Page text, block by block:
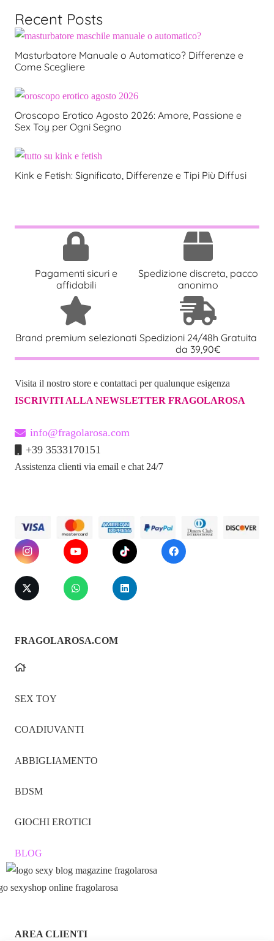
Recent Posts
Masturbatore Manuale o Automatico? Differenze e
Come Scegliere
Oroscopo Erotico Agosto 2026: Amore, Passione e
Sex Toy per Ogni Segno
Kink e Fetish: Significato, Differenze e Tipi Più Diffusi
Pagamenti sicuri e
affidabili
Spedizione discreta, pacco
anonimo
Brand premium selezionati Spedizioni 24/48h Gratuita
da 39,90€
Visita il nostro store e contattaci per qualunque esigenza
ISCRIVITI ALLA NEWSLETTER FRAGOLAROSA
info@fragolarosa.com
+39 3533170151
Assistenza clienti via email e chat 24/7
FRAGOLAROSA.COM
SEX TOY
COADIUVANTI
ABBIGLIAMENTO
BDSM
GIOCHI EROTICI
BLOG
AREA CLIENTI